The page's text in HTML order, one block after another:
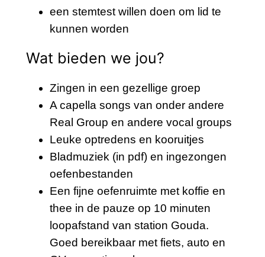
een stemtest willen doen om lid te
kunnen worden
Wat bieden we jou?
Zingen in een gezellige groep
A capella songs van onder andere
Real Group en andere vocal groups
Leuke optredens en kooruitjes
Bladmuziek (in pdf) en ingezongen
oefenbestanden
Een fijne oefenruimte met koffie en
thee in de pauze op 10 minuten
loopafstand van station Gouda.
Goed bereikbaar met fiets, auto en